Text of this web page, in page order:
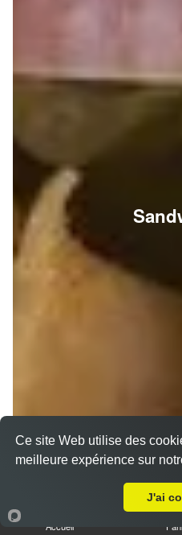
Accueil
Ce site Web utilise des
meilleure expérience sur
J'ai